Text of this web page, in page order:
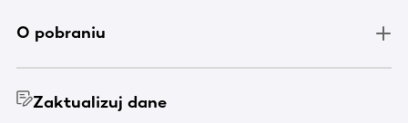
O pobraniu
Zaktualizuj dane